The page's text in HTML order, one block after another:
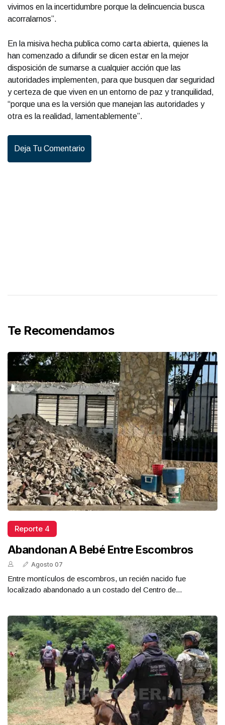
vivimos en la incertidumbre porque la delincuencia busca
acorralarnos”.
En la misiva hecha publica como carta abierta, quienes la
han comenzado a difundir se dicen estar en la mejor
disposición de sumarse a cualquier acción que las
autoridades implementen, para que busquen dar seguridad
y certeza de que viven en un entorno de paz y tranquilidad,
“porque una es la versión que manejan las autoridades y
otra es la realidad, lamentablemente”.
Deja Tu Comentario
Te Recomendamos
Reporte 4
Abandonan A Bebé Entre Escombros
Agosto 07
Entre montículos de escombros, un recién nacido fue
localizado abandonado a un costado del Centro de...